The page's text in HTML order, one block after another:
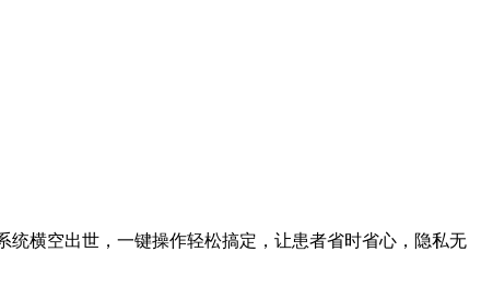
横空出世，一键操作轻松搞定，让患者省时省心，隐私无